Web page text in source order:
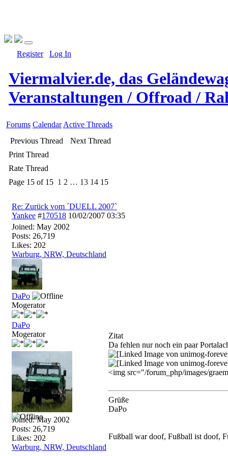
Register Log In
Viermalvier.de, das
Veranstaltungen / Offroad /
Forums Calendar Active Threads
Previous Thread
Next Thread
Print Thread
Rate Thread
Page 15 of 15 1 2 … 13 14 15
Re: Zurück vom ´DUELL 2007`
Yankee #170518 10/02/2007 03:35
Joined: May 2002
Posts: 26,719
Likes: 202
Warburg, NRW, Deutschland
DaPo
Mogerator
DaPo
Mogerator
Joined:May 2002
Posts: 26,719
Likes: 202
Warburg, NRW, Deutschland
Zitat
Da fehlen nur noch ein paar
<img src="/forum_php/images/
Grüße
DaPo
Fußball war doof, Fußball ist doof,